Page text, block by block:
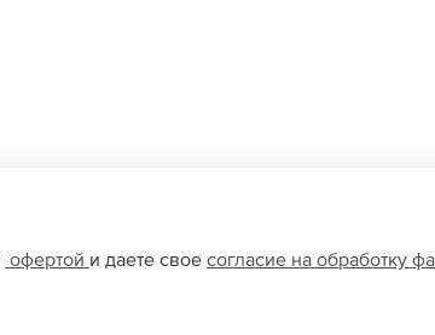
офертой и даете свое согласие на обработку